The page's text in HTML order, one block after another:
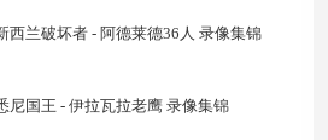
西兰破坏者 - 阿德莱德36人 录像集锦
尼国王 - 伊拉瓦拉老鹰 录像集锦